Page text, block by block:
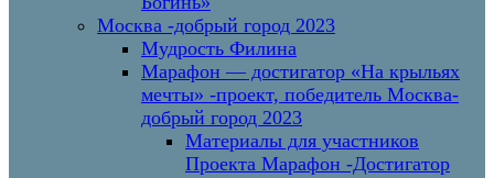
Москва -добрый город 2023
Мудрость Филина
Марафон — достигатор «На крыльях
мечты» -проект, победитель Москва-
добрый город 2023
Материалы для участников
Проекта Марафон -Достигатор